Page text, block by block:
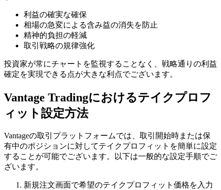
利益の確実な確保
相場の急変による含み益の消失を防止
精神的負担の軽減
取引戦略の規律強化
投資家が常にチャートを監視することなく、戦略通りの利益
確定を実現できる点が大きな利点でございます。
Vantage Tradingにおけるテイクプロフ
ィット設定方法
Vantageの取引プラットフォームでは、取引開始時または保
有中のポジションに対してテイクプロフィットを簡単に設定
することが可能でございます。以下は一般的な設定手順でご
ざいます。
新規注文画面で希望のテイクプロフィット価格を入力